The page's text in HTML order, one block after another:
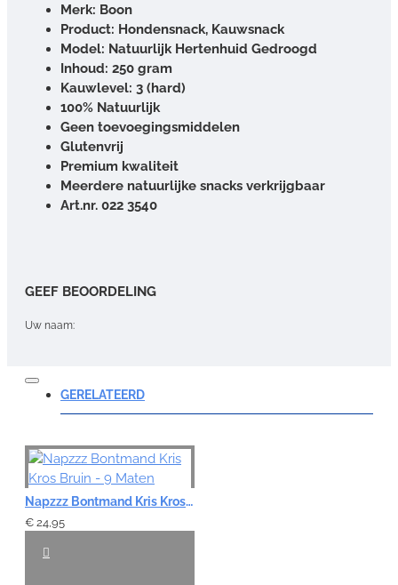
Merk: Boon
Product: Hondensnack, Kauwsnack
Model: Natuurlijk Hertenhuid Gedroogd
Inhoud: 250 gram
Kauwlevel: 3 (hard)
100% Natuurlijk
Geen toevoegingsmiddelen
Glutenvrij
Premium kwaliteit
Meerdere natuurlijke snacks verkrijgbaar
Art.nr. 022 3540
GEEF BEOORDELING
Uw naam:
Opmerking:
Note:HTML-code wordt niet vertaald!
Waardering:
GERELATEERD
Napzzz Bontmand Kris Kros Bruin - 9 Maten
€ 24,95